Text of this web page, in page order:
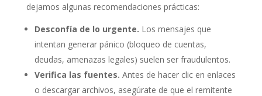
dejamos algunas recomendaciones prácticas:
Desconfía de lo urgente. Los mensajes que
intentan generar pánico (bloqueo de cuentas,
deudas, amenazas legales) suelen ser fraudulentos.
Verifica las fuentes. Antes de hacer clic en enlaces
o descargar archivos, asegúrate de que el remitente